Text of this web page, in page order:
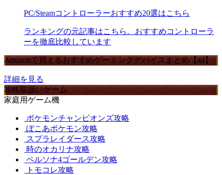
PC/Steamコントローラーおすすめ20選はこちら
ランキングの元記事はこちら。おすすめコントローラ
ーを徹底比較しています
Amazonで買えるおすすめゲーミングデバイスまとめ【ad】
詳細を見る
攻略取扱いゲーム
家庭用ゲーム機
ポケモンチャンピオンズ攻略
ぽこあポケモン攻略
スプラレイダース攻略
時のオカリナ攻略
ペルソナ4ゴールデン攻略
トモコレ攻略